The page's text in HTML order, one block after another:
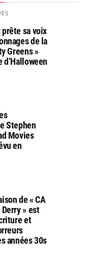
sa voix
de la
Greens »
d’Halloween
Stephen
Movies
en
de « CA
» est
et
années 30s